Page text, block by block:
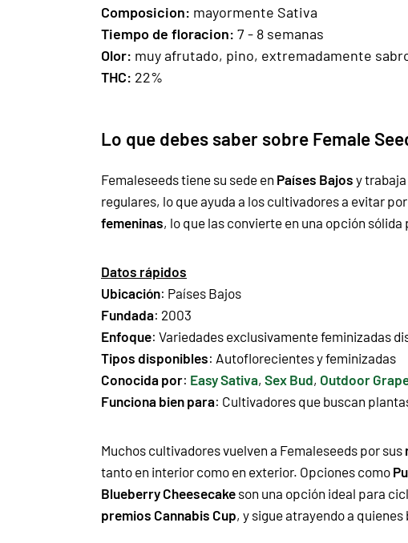
Composicion: mayormente Sativa
Tiempo de floracion: 7 - 8 semanas
Olor: muy afrutado, pino, extremadamente
THC: 22%
Lo que debes saber sobre Female
Femaleseeds tiene su sede en Países Bajos y
regulares, lo que ayuda a los cultivadores a evitar
femeninas, lo que las convierte en una opción
Datos rápidos
Ubicación: Países Bajos
Fundada: 2003
Enfoque: Variedades exclusivamente feminizadas
Tipos disponibles: Autoflorecientes y feminizadas
Conocida por: Easy Sativa, Sex Bud, Outdoor
Funciona bien para: Cultivadores que buscan
Muchos cultivadores vuelven a Femaleseeds por sus
tanto en interior como en exterior. Opciones como
Blueberry Cheesecake son una opción ideal para
premios Cannabis Cup, y sigue atrayendo a